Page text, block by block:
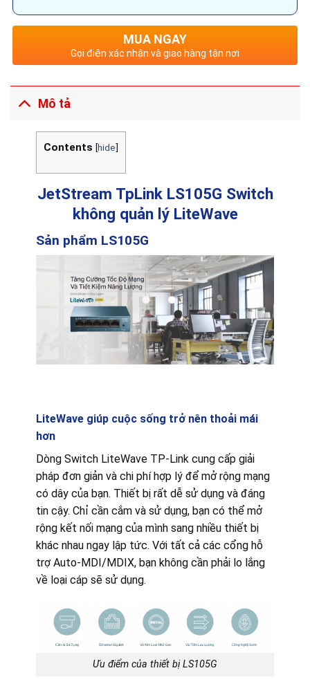
MUA NGAY
Gọi điện xác nhận và giao hàng tận nơi
Mô tả
Contents [hide]
JetStream TpLink LS105G Switch
không quản lý LiteWave
Sản phẩm LS105G
LiteWave giúp cuộc sống trở nên thoải mái
hơn
Dòng Switch LiteWave TP-Link cung cấp giải
pháp đơn giản và chi phí hợp lý để mở rộng mạng
có dây của bạn. Thiết bị rất dễ sử dụng và đáng
tin cậy. Chỉ cần cắm và sử dụng, bạn có thể mở
rộng kết nối mạng của mình sang nhiều thiết bị
khác nhau ngay lập tức. Với tất cả các cổng hỗ
trợ Auto-MDI/MDIX, bạn không cần phải lo lắng
về loại cáp sẽ sử dụng.
Ưu điểm của thiết bị LS105G